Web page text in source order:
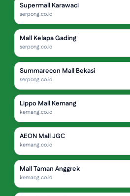
Supermall Karawaci
serpong.co.id
Mall Kelapa Gading
serpong.co.id
Summarecon Mall Bekasi
serpong.co.id
Lippo Mall Kemang
kemang.co.id
AEON Mall JGC
kemang.co.id
Mall Taman Anggrek
kemang.co.id